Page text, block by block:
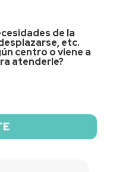
de la
etc.
centro o viene a
atenderle?